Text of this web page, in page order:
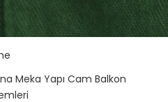
Meka Yapı Cam Balkon